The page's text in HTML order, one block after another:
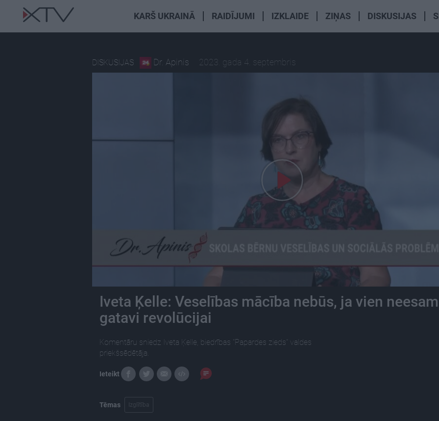
KARŠ UKRAINĀ RAIDĪJUMI IZKLAIDE ZIŅAS DISKUSIJAS
DISKUSIJAS Dr. Apinis 2023. gada 4. septembris
Iveta Ķelle: Veselības mācība nebūs, ja vien neesam
gatavi revolūcijai
Komentāru sniedz Iveta Ķelle, biedrības "Papardes zieds" valdes
priekšsēdētāja.
Ieteikt
Tēmas Izglītība